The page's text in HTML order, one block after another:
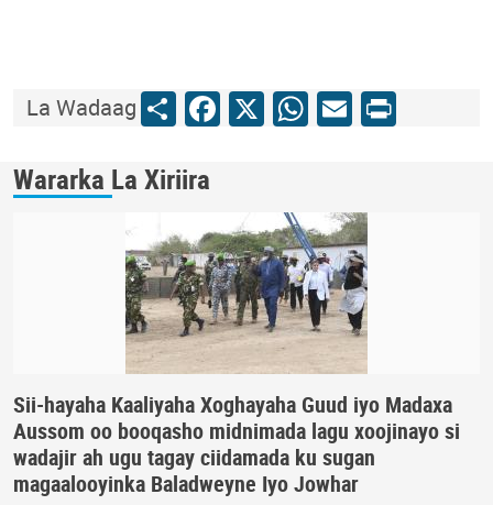
La WadaagShareFacebook
X WhatsApp
Email
Print
Wararka La Xiriira
Sii-hayaha Kaaliyaha Xoghayaha Guud iyo Madaxa
Aussom oo booqasho midnimada lagu xoojinayo si
wadajir ah ugu tagay ciidamada ku sugan
magaalooyinka Baladweyne Iyo Jowhar